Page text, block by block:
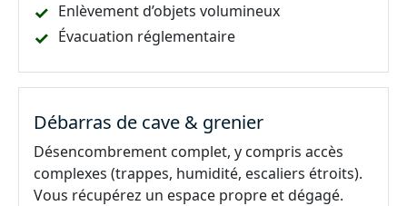
Enlèvement d’objets volumineux
Évacuation réglementaire
Débarras de cave & grenier
Désencombrement complet, y compris accès
complexes (trappes, humidité, escaliers étroits).
Vous récupérez un espace propre et dégagé.